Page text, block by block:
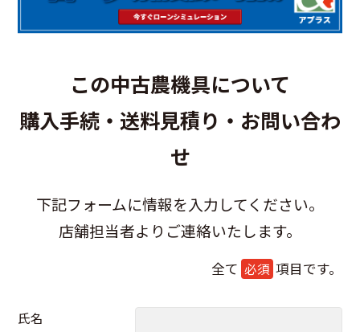
この中古農機具について
購入手続・送料見積り・お問い合わ
せ
下記フォームに情報を入力してください。
店舗担当者よりご連絡いたします。
全て 必須 項目です。
氏名